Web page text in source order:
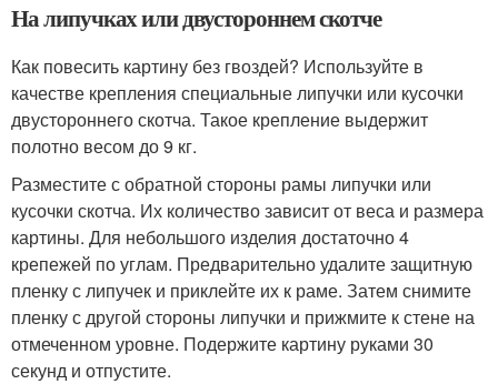
На липучках или двустороннем скотче
Как повесить картину без гвоздей? Используйте в
качестве крепления специальные липучки или кусочки
двустороннего скотча. Такое крепление выдержит
полотно весом до 9 кг.
Разместите с обратной стороны рамы липучки или
кусочки скотча. Их количество зависит от веса и размера
картины. Для небольшого изделия достаточно 4
крепежей по углам. Предварительно удалите защитную
пленку с липучек и приклейте их к раме. Затем снимите
пленку с другой стороны липучки и прижмите к стене на
отмеченном уровне. Подержите картину руками 30
секунд и отпустите.